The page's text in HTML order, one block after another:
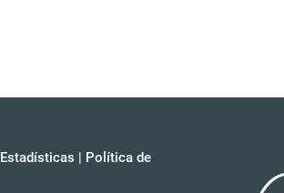
Estadísticas | Política de